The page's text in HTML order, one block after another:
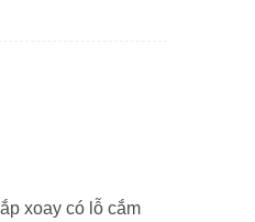
xoay có lỗ cắm